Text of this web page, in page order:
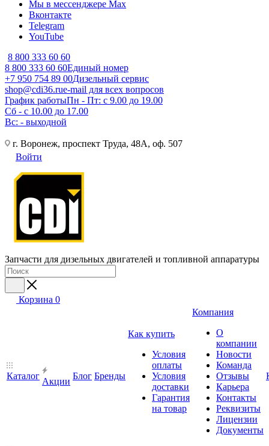
Мы в мессенджере Max
Вконтакте
Telegram
YouTube
8 800 333 60 60
8 800 333 60 60Единый номер
+7 950 754 89 00Дизельный сервис
shop@cdi36.rue-mail для всех вопросов
График работыПн - Пт: с 9.00 до 19.00
Сб - с 10.00 до 17.00
Вс: - выходной
г. Воронеж, проспект Труда, 48А, оф. 507
Войти
Запчасти для дизельных двигателей и топливной аппаратуры
Корзина 0
Каталог
Акции
Блог Бренды
Как купить
Условия
оплаты
Условия
доставки
Гарантия
на товар
Компания
О
компании
Новости
Команда
Отзывы
Карьера
Контакты
Реквизиты
Лицензии
Документы